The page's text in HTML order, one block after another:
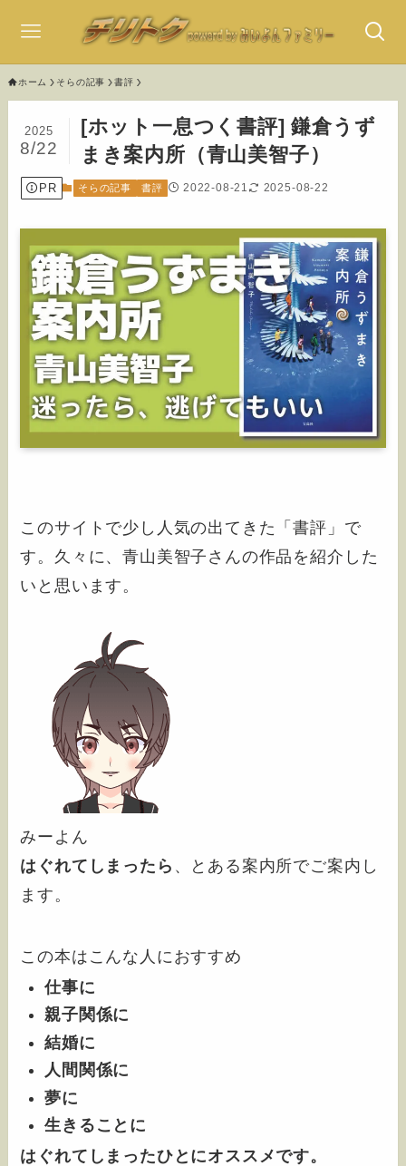
ホーム そらの記事 書評
[ホット一息つく書評] 鎌倉うず
まき案内所（青山美智子）
2025
8/22
PR そらの記事 書評 2022-08-21 2025-08-22
このサイトで少し人気の出てきた「書評」で
す。久々に、青山美智子さんの作品を紹介した
いと思います。
みーよん
はぐれてしまったら 、とある案内所でご案内し
ます。
この本はこんな人におすすめ
仕事に
親子関係に
結婚に
人間関係に
夢に
生きることに
はぐれてしまったひとにオススメです。